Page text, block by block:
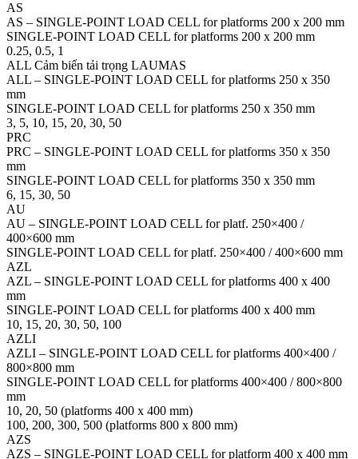
AS
AS – SINGLE-POINT LOAD CELL for platforms 200 x 200 mm
SINGLE-POINT LOAD CELL for platforms 200 x 200 mm
0.25, 0.5, 1
ALL Cảm biến tải trọng LAUMAS
ALL – SINGLE-POINT LOAD CELL for platforms 250 x 350
mm
SINGLE-POINT LOAD CELL for platforms 250 x 350 mm
3, 5, 10, 15, 20, 30, 50
PRC
PRC – SINGLE-POINT LOAD CELL for platforms 350 x 350
mm
SINGLE-POINT LOAD CELL for platforms 350 x 350 mm
6, 15, 30, 50
AU
AU – SINGLE-POINT LOAD CELL for platf. 250×400 /
400×600 mm
SINGLE-POINT LOAD CELL for platf. 250×400 / 400×600 mm
AZL
AZL – SINGLE-POINT LOAD CELL for platforms 400 x 400
mm
SINGLE-POINT LOAD CELL for platforms 400 x 400 mm
10, 15, 20, 30, 50, 100
AZLI
AZLI – SINGLE-POINT LOAD CELL for platforms 400×400 /
800×800 mm
SINGLE-POINT LOAD CELL for platforms 400×400 / 800×800
mm
10, 20, 50 (platforms 400 x 400 mm)
100, 200, 300, 500 (platforms 800 x 800 mm)
AZS
AZS – SINGLE-POINT LOAD CELL for platform 400 x 400 mm